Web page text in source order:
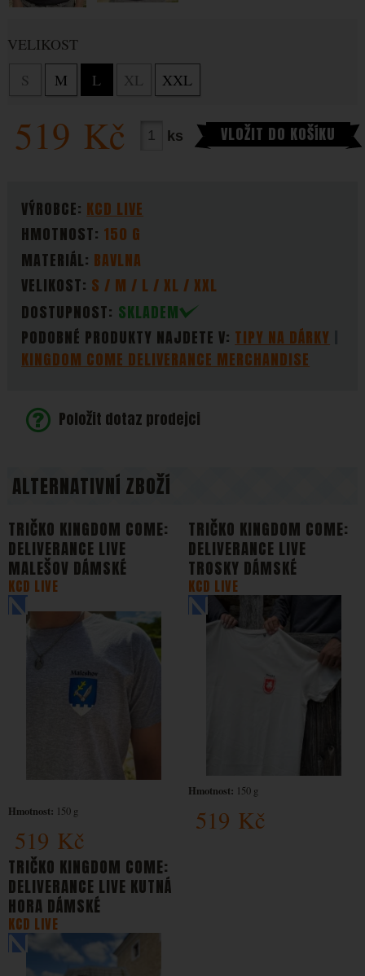
PARAMETRY
VÝROBCE: KCD LIVE
HMOTNOST: 150 G
MATERIÁL: BAVLNA
VELIKOST: S / M / L / XL / XXL
DOSTUPNOST: SKLADEM
PODOBNÉ PRODUKTY NAJDETE V: TIPY NA DÁRKY
KINGDOM COME DELIVERANCE MERCHANDISE
VYBERTE VARIANTU
VELIKOST
S
M L XL XXL
519 Kč ks VLOŽIT DO KOŠÍKU
Položit dotaz prodejci
ALTERNATIVNÍ ZBOŽÍ
TRIČKO KINGDOM COME:
DELIVERANCE LIVE
MALEŠOV DÁMSKÉ
KCD LIVE
519 Kč
Hmotnost: 150 g
TRIČKO KINGDOM COME:
DELIVERANCE LIVE
TROSKY DÁMSKÉ
KCD LIVE
519 Kč
Hmotnost: 150 g
TRIČKO KINGDOM COME:
DELIVERANCE LIVE KUTNÁ
HORA DÁMSKÉ
KCD LIVE